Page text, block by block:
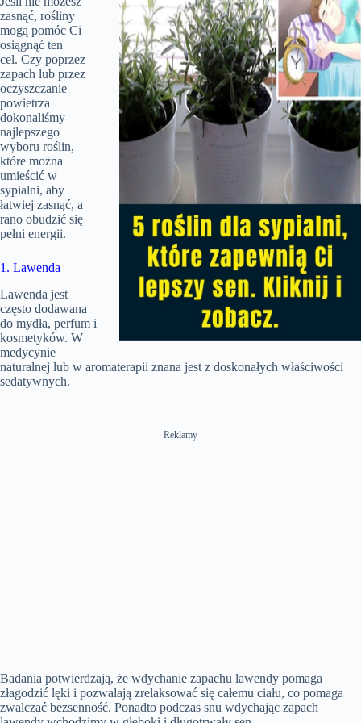
m
e
n
g
s
c
r
e
e
n
zasnąć, rośliny
mogą pomóc Ci
osiągnąć ten
cel. Czy poprzez
zapach lub przez
oczyszczanie
powietrza
dokonaliśmy
najlepszego
wyboru roślin,
które można
umieścić w
sypialni, aby
łatwiej zasnąć, a
rano obudzić się
pełni energii.
1. Lawenda
Lawenda jest
często dodawana
do mydła, perfum i
kosmetyków. W
medycynie
naturalnej lub w aromaterapii znana jest z doskonałych właściwości
sedatywnych.
Reklamy
Badania potwierdzają, że wdychanie zapachu lawendy pomaga
złagodzić lęki i pozwalają zrelaksować się całemu ciału, co pomaga
zwalczać bezsenność. Ponadto podczas snu wdychając zapach